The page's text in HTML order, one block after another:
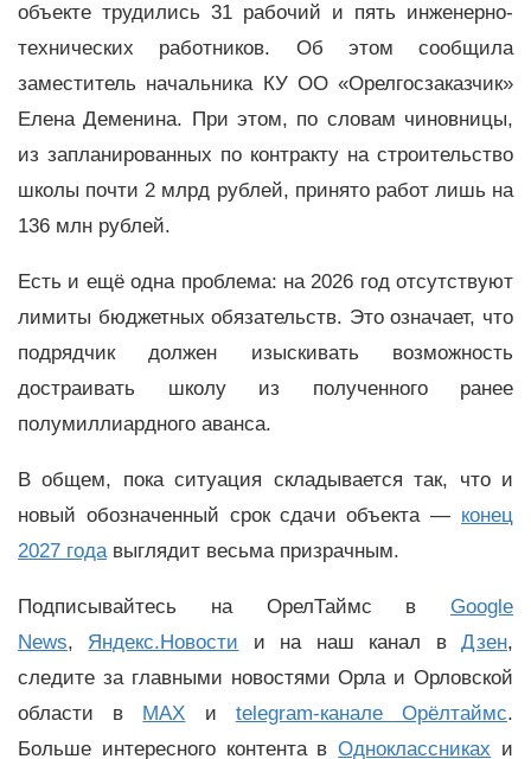
объекте трудились 31 рабочий и пять инженерно-
технических работников. Об этом сообщила
заместитель начальника КУ ОО «Орелгосзаказчик»
Елена Деменина. При этом, по словам чиновницы,
из запланированных по контракту на строительство
школы почти 2 млрд рублей, принято работ лишь на
136 млн рублей.
Есть и ещё одна проблема: на 2026 год отсутствуют
лимиты бюджетных обязательств. Это означает, что
подрядчик должен изыскивать возможность
достраивать школу из полученного ранее
полумиллиардного аванса.
В общем, пока ситуация складывается так, что и
новый обозначенный срок сдачи объекта — конец
2027 года выглядит весьма призрачным.
Подписывайтесь на ОрелТаймс в Google
News, Яндекс.Новости и на наш канал вДзен,
следите за главными новостями Орла и Орловской
области в MAX и telegram-канале Орёлтаймс.
Больше интересного контента вОдноклассниках и